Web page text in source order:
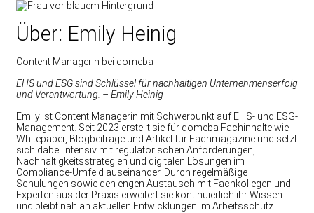
Über: Emily Heinig
Content Managerin bei domeba
EHS und ESG sind Schlüssel für nachhaltigen Unternehmenserfolg
und Verantwortung. – Emily Heinig
Emily ist Content Managerin mit Schwerpunkt auf EHS- und ESG-
Management. Seit 2023 erstellt sie für domeba Fachinhalte wie
Whitepaper, Blogbeiträge und Artikel für Fachmagazine und setzt
sich dabei intensiv mit regulatorischen Anforderungen,
Nachhaltigkeitsstrategien und digitalen Lösungen im
Compliance-Umfeld auseinander. Durch regelmäßige
Schulungen sowie den engen Austausch mit Fachkollegen und
Experten aus der Praxis erweitert sie kontinuierlich ihr Wissen
und bleibt nah an aktuellen Entwicklungen im Arbeitsschutz